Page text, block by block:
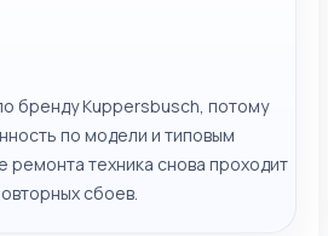
бренду Kuppersbusch, потому
по модели и типовым
техника снова проходит
сбоев.